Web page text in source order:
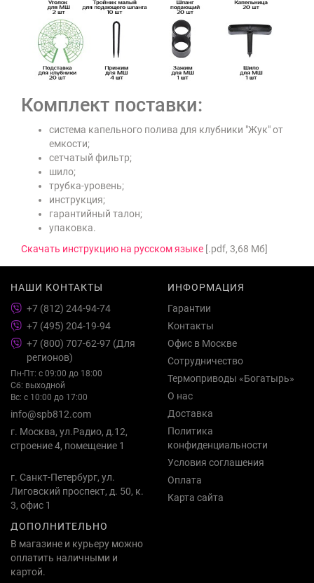
Комплект поставки:
система капельного полива для клубники "Жук" от
емкости;
сетчатый фильтр;
шило;
трубка-уровень;
инструкция;
гарантийный талон;
упаковка.
Скачать инструкцию на русском языке [.pdf, 3,68 Мб]
НАШИ КОНТАКТЫ
+7 (812) 244-94-74
+7 (495) 204-19-94
+7 (800) 707-62-97 (Для
регионов)
Пн-Пт: с 09:00 до 18:00
Сб: выходной
Вс: с 10:00 до 17:00
info@spb812.com
г. Москва, ул.Радио, д.12,
строение 4, помещение 1
г. Санкт-Петербург, ул.
Лиговский проспект, д. 50, к.
3, офис 1
ИНФОРМАЦИЯ
Гарантии
Контакты
Офис в Москве
Сотрудничество
Термоприводы «Богатырь»
О нас
Доставка
Политика
конфиденциальности
Условия соглашения
Оплата
Карта сайта
ДОПОЛНИТЕЛЬНО
В магазине и курьеру можно
оплатить наличными и
картой.